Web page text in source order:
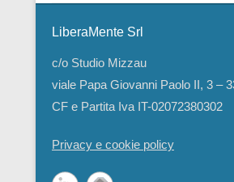
LiberaMente Srl
c/o Studio Mizzau
viale Papa Giovanni Paolo II, 3 –
CF e Partita Iva IT-02072380302
Privacy e cookie policy